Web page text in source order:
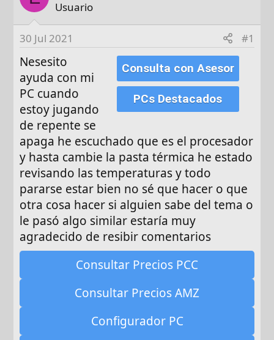
n
i
c
i
o
Usuario
30 Jul 2021 #1
Consulta con Asesor
PCs Destacados
Nesesito
ayuda con mi
PC cuando
estoy jugando
de repente se
apaga he escuchado que es el procesador
y hasta cambie la pasta térmica he estado
revisando las temperaturas y todo
pararse estar bien no sé que hacer o que
otra cosa hacer si alguien sabe del tema o
le pasó algo similar estaría muy
agradecido de resibir comentarios
Consultar Precios PCC
Consultar Precios AMZ
Configurador PC